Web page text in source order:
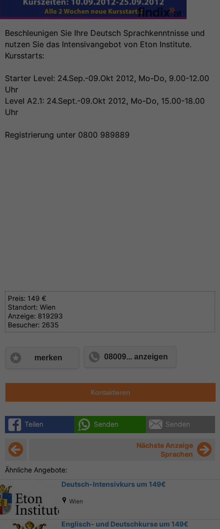
Beschleunigen Sie Ihre Deutsch Sprachkenntnisse und
nutzen Sie das Intensivangebot von Eton Institute.
Kursstarts:
Starter Level: 24.Sep.-09.Okt 2012, Mo-Do, 9.00-12.00
Uhr
Level A2.1: 24.Sept.-09.Okt 2012, Mo-Do, 15.00-18.00
Uhr
Registrierung unter 0800 989889
Preis: 149 €
Standort: Wien
Anzeige: 819293
Besucher: 2635
merken 08009... anzeigen
Kontaktieren
Teilen Senden Senden
Nächste Anzeige
Sprachen
Ähnliche Angebote:
Deutsch-Intensivkurs um 149€
Wien
Englisch- und Deutschkurse um 149€